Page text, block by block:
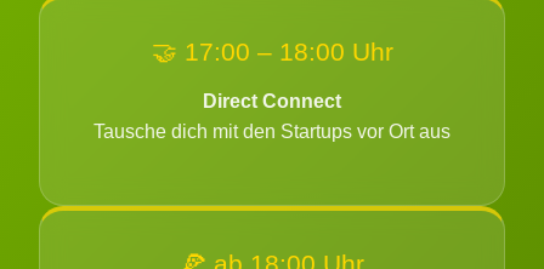
🤝 17:00 – 18:00 Uhr
Direct Connect
Tausche dich mit den Startups vor Ort aus